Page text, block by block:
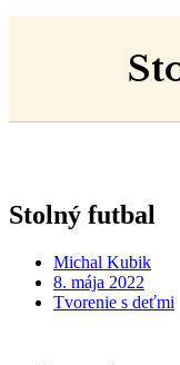
Stolný futbal
Michal Kubik
8. mája 2022
Tvorenie s deťmi